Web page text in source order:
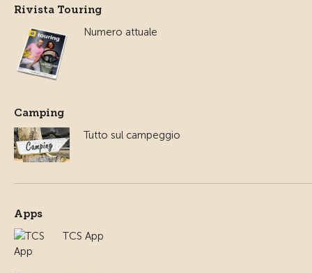
Rivista Touring
Numero attuale
Camping
Tutto sul campeggio
Apps
TCS App